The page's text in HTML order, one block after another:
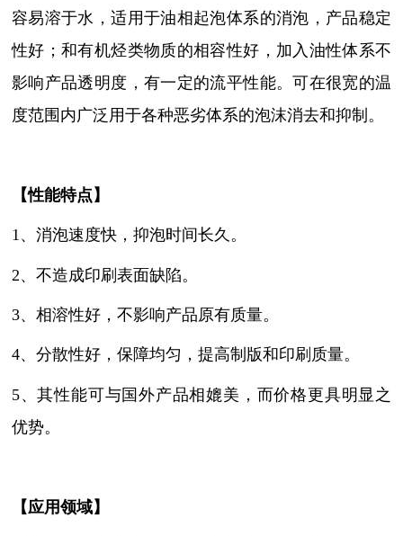
容易溶于水，适用于油相起泡体系的消泡，产品稳定
性好；和有机烃类物质的相容性好，加入油性体系不
影响产品透明度，有一定的流平性能。可在很宽的温
度范围内广泛用于各种恶劣体系的泡沫消去和抑制。
【性能特点】
1、消泡速度快，抑泡时间长久。
2、不造成印刷表面缺陷。
3、相溶性好，不影响产品原有质量。
4、分散性好，保障均匀，提高制版和印刷质量。
5、其性能可与国外产品相媲美，而价格更具明显之
优势。
【应用领域】